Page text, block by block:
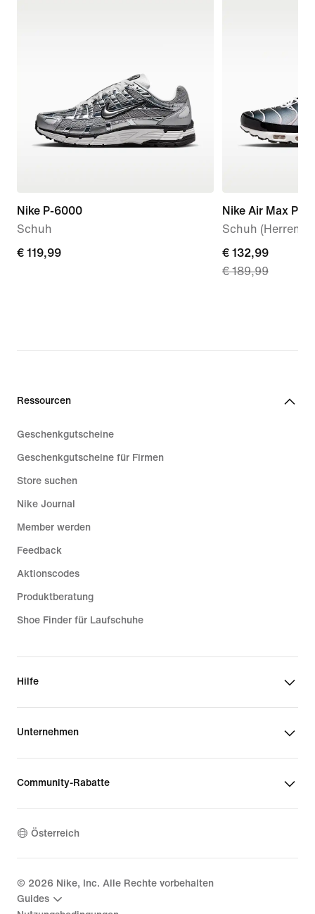
Nike P-6000
Schuh
€ 119,99
€ 119,99
Nike Air Max Plus
Schuh (Herren)
current
price
€ 189,99
€ 132,99
€ 189,99
Ressourcen
Geschenkgutscheine
Geschenkgutscheine für Firmen
Store suchen
Nike Journal
Member werden
Feedback
Aktionscodes
Produktberatung
Shoe Finder für Laufschuhe
Hilfe
Unternehmen
Community-Rabatte
Österreich
© 2026 Nike, Inc. Alle Rechte vorbehalten
Guides